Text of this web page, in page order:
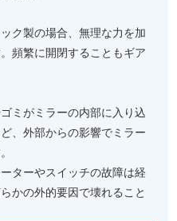
ク製の場合、無理な力を加
頻繁に開閉することもギア
ミがミラーの内部に入り込
、外部からの影響でミラー
ターやスイッチの故障は経
かの外的要因で壊れること